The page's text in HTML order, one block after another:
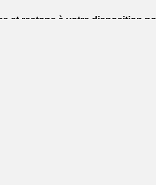
et restons à votre disposition